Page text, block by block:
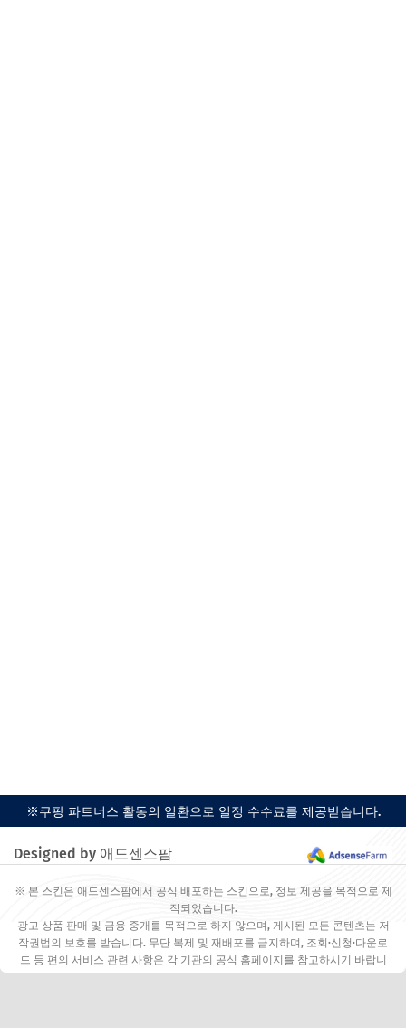
※쿠팡 파트너스 활동의 일환으로 일정 수수료를 제공받습니다.
Designed by 애드센스팜
※ 본 스킨은 애드센스팜에서 공식 배포하는 스킨으로, 정보 제공을 목적으로 제
작되었습니다.
광고 상품 판매 및 금융 중개를 목적으로 하지 않으며, 게시된 모든 콘텐츠는 저
작권법의 보호를 받습니다. 무단 복제 및 재배포를 금지하며, 조회·신청·다운로
드 등 편의 서비스 관련 사항은 각 기관의 공식 홈페이지를 참고하시기 바랍니